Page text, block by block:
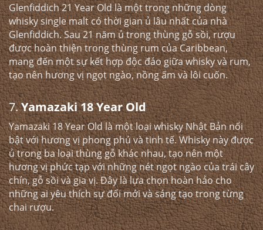
Glenfiddich 21 Year Old là một trong những dòng
whisky single malt có thời gian ủ lâu nhất của nhà
Glenfiddich. Sau 21 năm ủ trong thùng gỗ sồi, rượu
được hoàn thiện trong thùng rum của Caribbean,
mang đến một sự kết hợp độc đáo giữa whisky và rum,
tạo nên hương vị ngọt ngào, nồng ấm và lôi cuốn.
7.Yamazaki 18 Year Old
Yamazaki 18 Year Old là một loại whisky Nhật Bản nổi
bật với hương vị phong phú và tinh tế. Whisky này được
ủ trong ba loại thùng gỗ khác nhau, tạo nên một
hương vị phức tạp với những nét ngọt ngào của trái cây
chín, gỗ sồi và gia vị. Đây là lựa chọn hoàn hảo cho
những ai yêu thích sự đổi mới và sáng tạo trong từng
chai rượu.